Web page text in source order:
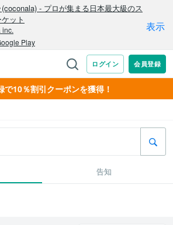
で10％割引クーポンを獲得！
告知